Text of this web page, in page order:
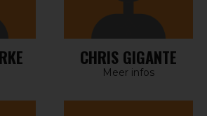
CHRIS GIGANTE
Meer infos